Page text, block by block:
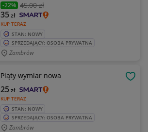
-22% 45,00 zł
KUP TERAZ
35zł
STAN: NOWY
SPRZEDAJĄCY: OSOBA PRYWATNA
Zambrów
Piąty wymiar nowa
KUP TERAZ
25zł
STAN: NOWY
SPRZEDAJĄCY: OSOBA PRYWATNA
Zambrów